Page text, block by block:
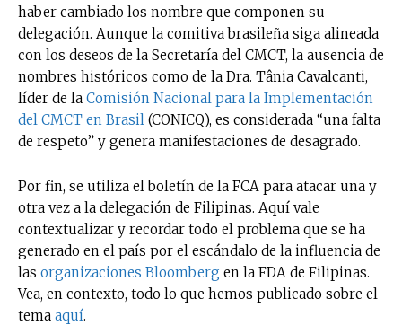
haber cambiado los nombre que componen su
delegación. Aunque la comitiva brasileña siga alineada
con los deseos de la Secretaría del CMCT, la ausencia de
nombres históricos como de la Dra. Tânia Cavalcanti,
líder de la Comisión Nacional para la Implementación
del CMCT en Brasil (CONICQ), es considerada “una falta
de respeto” y genera manifestaciones de desagrado.
Por fin, se utiliza el boletín de la FCA para atacar una y
otra vez a la delegación de Filipinas. Aquí vale
contextualizar y recordar todo el problema que se ha
generado en el país por el escándalo de la influencia de
las organizaciones Bloomberg en la FDA de Filipinas.
Vea, en contexto, todo lo que hemos publicado sobre el
tema aquí.